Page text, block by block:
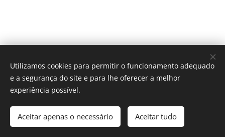
Cookies
Utilizamos cookies para permitir o funcionamento adequado
e a segurança do site e para lhe oferecer a melhor
experiência possível.
Aceitar apenas o necessário Aceitar tudo